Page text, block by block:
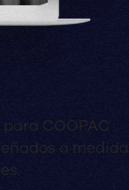
COOPAC
a medida